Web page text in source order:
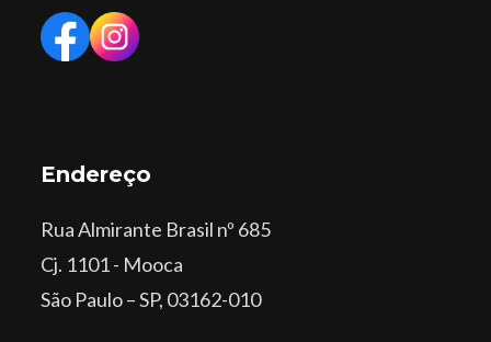
Endereço
Rua Almirante Brasil nº 685
Cj. 1101 - Mooca
São Paulo – SP, 03162-010